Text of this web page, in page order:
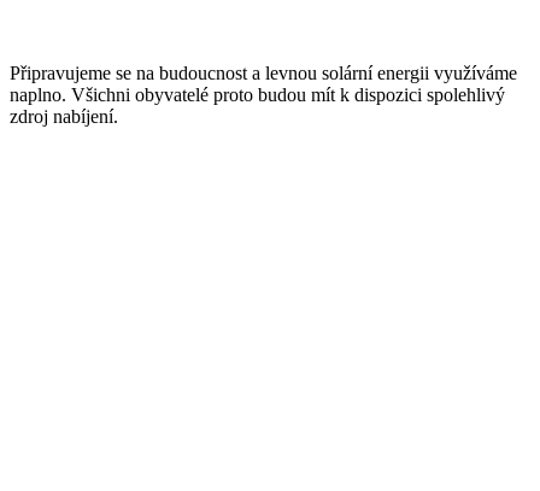
Připravujeme se na budoucnost a levnou solární energii využíváme
naplno. Všichni obyvatelé proto budou mít k dispozici spolehlivý
zdroj nabíjení.